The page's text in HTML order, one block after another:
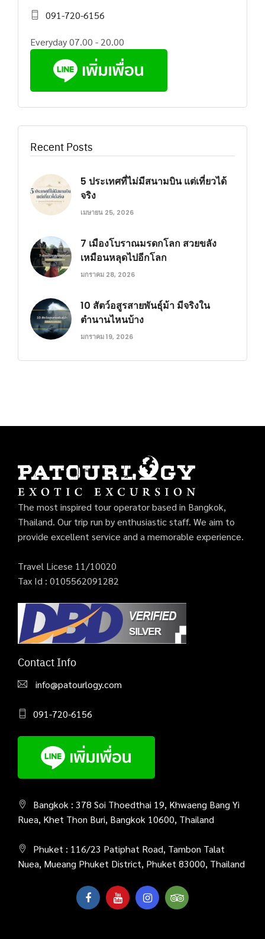
091-720-6156
Everyday 07.00 - 20.00
Recent Posts
5 ประเทศที่ไม่มีสนามบิน แต่เที่ยวได้
จริง
เมษายน 25, 2026
7 เมืองโบราณมรดกโลก สวยขลัง
เหมือนหลุดไปอีกโลก
มกราคม 28, 2026
10 สัตว์อสูรสายพันธุ์ม้า มีจริงใน
ตำนานไหนบ้าง
มกราคม 19, 2026
The most inspired tour operator based in Bangkok,
Thailand. Our trip run by enthusiastic staff. We aim to
provide excellent service and a memorable experience.
Travel Licese 11/10020
Tax Id : 0105562091282
Contact Info
info@patourlogy.com
091-720-6156
Bangkok : 378 Soi Thoedthai 19, Khwaeng Bang Yi
Ruea, Khet Thon Buri, Bangkok 10600, Thailand
Phuket : 116/23 Patiphat Road, Tambon Talat
Nuea, Mueang Phuket District, Phuket 83000, Thailand